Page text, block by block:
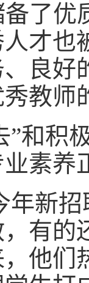
了
才也
良好
教师
”和积
素养
年新
有的
他们